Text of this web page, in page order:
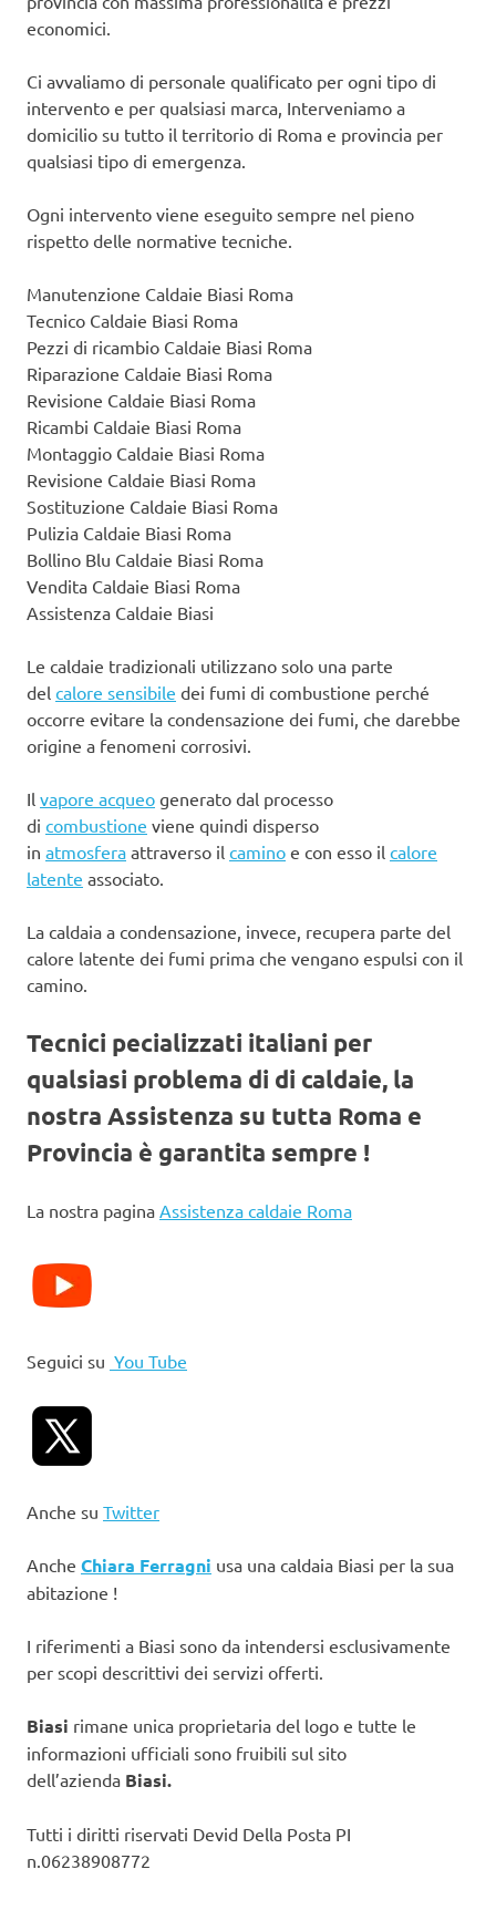
economici.
Ci avvaliamo di personale qualificato per ogni tipo di
intervento e per qualsiasi marca, Interveniamo a
domicilio su tutto il territorio di Roma e provincia per
qualsiasi tipo di emergenza.
Ogni intervento viene eseguito sempre nel pieno
rispetto delle normative tecniche.
Manutenzione Caldaie Biasi Roma
Tecnico Caldaie Biasi Roma
Pezzi di ricambio Caldaie Biasi Roma
Riparazione Caldaie Biasi Roma
Revisione Caldaie Biasi Roma
Ricambi Caldaie Biasi Roma
Montaggio Caldaie Biasi Roma
Revisione Caldaie Biasi Roma
Sostituzione Caldaie Biasi Roma
Pulizia Caldaie Biasi Roma
Bollino Blu Caldaie Biasi Roma
Vendita Caldaie Biasi Roma
Assistenza Caldaie Biasi
Le caldaie tradizionali utilizzano solo una parte
del calore sensibile dei fumi di combustione perché
occorre evitare la condensazione dei fumi, che darebbe
origine a fenomeni corrosivi.
Il vapore acqueo generato dal processo
di combustione viene quindi disperso
in atmosfera attraverso il camino e con esso il calore
latente associato.
La caldaia a condensazione, invece, recupera parte del
calore latente dei fumi prima che vengano espulsi con il
camino.
Tecnici pecializzati italiani per
qualsiasi problema di di caldaie, la
nostra Assistenza su tutta Roma e
Provincia è garantita sempre !
La nostra pagina Assistenza caldaie Roma
Seguici su You Tube
Anche su Twitter
Anche Chiara Ferragni usa una caldaia Biasi per la sua
abitazione !
I riferimenti a Biasi sono da intendersi esclusivamente
per scopi descrittivi dei servizi offerti.
Biasi rimane unica proprietaria del logo e tutte le
informazioni ufficiali sono fruibili sul sito
dell’azienda Biasi.
Tutti i diritti riservati Devid Della Posta PI
n.06238908772